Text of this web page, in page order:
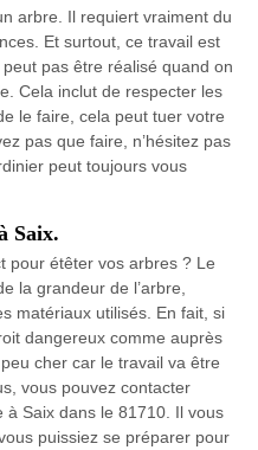
arbre. Il requiert vraiment du
Et surtout, ce travail est
pas être réalisé quand on
Cela inclut de respecter les
le faire, cela peut tuer votre
pas que faire, n’hésitez pas
peut toujours vous
Saix.
pour étêter vos arbres ? Le
la grandeur de l’arbre,
matériaux utilisés. En fait, si
dangereux comme auprès
cher car le travail va être
vous pouvez contacter
à Saix dans le 81710. Il vous
puissiez se préparer pour